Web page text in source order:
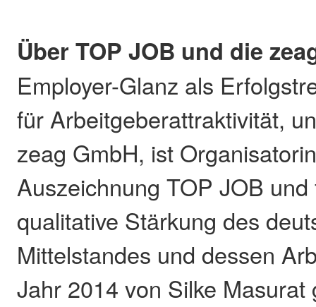
Über TOP JOB und die
Employer-Glanz als
für Arbeitgeberattraktivität,
zeag GmbH, ist
Auszeichnung TOP JOB
qualitative Stärkung des
Mittelstandes und dessen
Jahr 2014 von Silke